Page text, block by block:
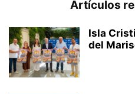
Artículos
Isla
del